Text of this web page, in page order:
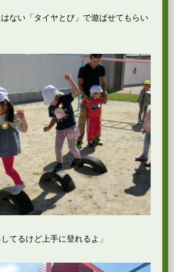
ない「タイヤとび」で遊ばせてもらい
てるけど上手に登れるよ」